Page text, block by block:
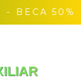
- BECA 50%